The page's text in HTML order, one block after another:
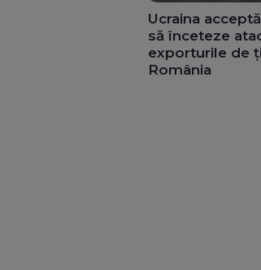
Ucraina
să înceteze
exporturile de
România